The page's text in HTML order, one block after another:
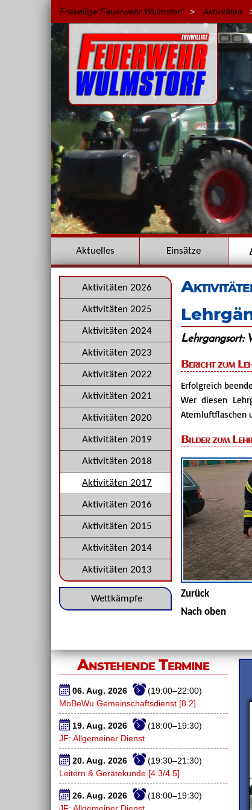
Freiwillige Feuerwehr Wulmstorf> Aktivitäten
Navigation
überspringen
Aktuelles Einsätze
Lehrgangsort:
Bericht zum
Erfolgreich
Wer diesen
Atemluftflaschen
Bilder zum
Zurück
Nach oben
Navigation
überspringen
Aktivitäten 2026
Aktivitäten 2025
Aktivitäten 2024
Aktivitäten 2023
Aktivitäten 2022
Aktivitäten 2021
Aktivitäten 2020
Aktivitäten 2019
Aktivitäten 2018
Aktivitäten 2017
Aktivitäten 2016
Aktivitäten 2015
Aktivitäten 2014
Aktivitäten 2013
NavigationWettkämpfe
Anstehende Termine
06. Aug. 2026
(19:00–22:00)
MoBeWu Gemeinschaftsdienst [8.2]
19. Aug. 2026
(18:00–19:30)
JF: Allgemeiner Dienst
20. Aug. 2026
(19:30–21:30)
Leitern & Gerätekunde [4.3/4.5]
26. Aug. 2026
(18:00–19:30)
JF: Allgemeiner Dienst